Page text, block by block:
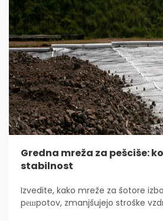
Gredna mreža za pešciše:
stabilnost
Izvedite, kako mreže za šotore
pешpotov, zmanjšujejo stroške